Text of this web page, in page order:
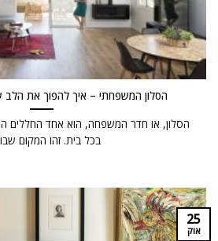
הסלון המשפחתי – איך להפוך את הלב
הסלון, או חדר המשפחה, הוא אחד החללים
בכל בית. זהו המקום
25
אוק